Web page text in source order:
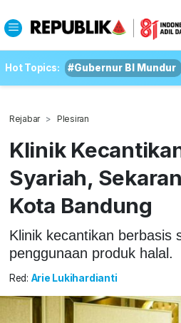
Hot Topics: #Gubernur BI Mundur
Rejabar Plesiran
Klinik
Syariah,
Kota Bandung
Klinik kecantikan berbasis
penggunaan produk halal.
Red: Arie Lukihardianti